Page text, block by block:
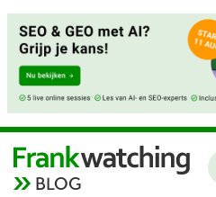
BLOG